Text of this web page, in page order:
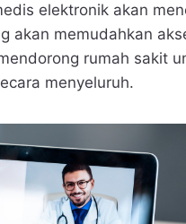
elektronik akan
akan memudahkan
rumah sakit
menyeluruh.